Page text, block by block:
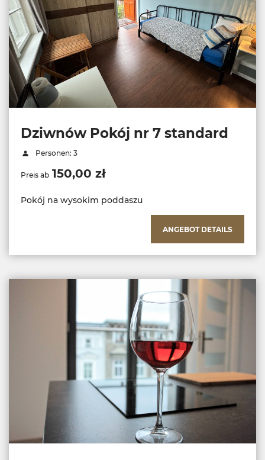
Dziwnów Pokój nr 7 standard
Personen: 3
Preis ab 150,00 zł
Pokój na wysokim poddaszu
ANGEBOT DETAILS